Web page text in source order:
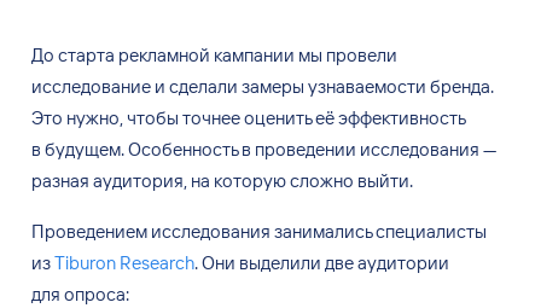
До старта рекламной кампании мы провели
исследование и сделали замеры узнаваемости бренда.
Это нужно, чтобы точнее оценить еёэффективность
в будущем. Особенность в проведении исследования —
разная аудитория, на которую сложно выйти.
Проведением исследования занимались специалисты
изTiburon Research. Они выделили двеаудитории
для опроса: